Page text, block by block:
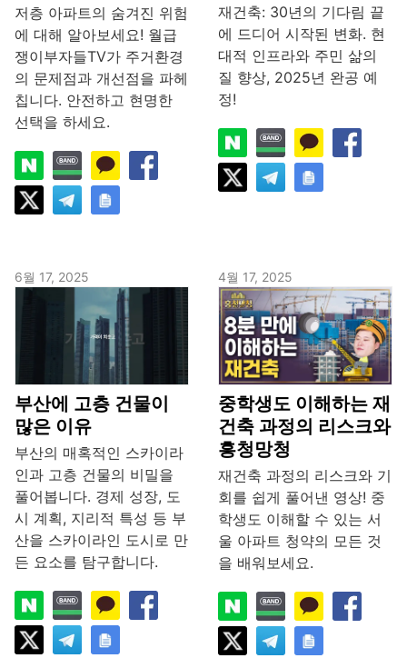
저층 아파트의 숨겨진 위험
에 대해 알아보세요! 월급
쟁이부자들TV가 주거환경
의 문제점과 개선점을 파헤
칩니다. 안전하고 현명한
선택을 하세요.
재건축: 30년의 기다림 끝
에 드디어 시작된 변화. 현
대적 인프라와 주민 삶의
질 향상, 2025년 완공 예
정!
6월 17, 2025
부산에 고층 건물이
많은 이유
부산의 매혹적인 스카이라
인과 고층 건물의 비밀을
풀어봅니다. 경제 성장, 도
시 계획, 지리적 특성 등 부
산을 스카이라인 도시로 만
든 요소를 탐구합니다.
4월 17, 2025
중학생도 이해하는 재
건축 과정의 리스크와
흥청망청
재건축 과정의 리스크와 기
회를 쉽게 풀어낸 영상! 중
학생도 이해할 수 있는 서
울 아파트 청약의 모든 것
을 배워보세요.